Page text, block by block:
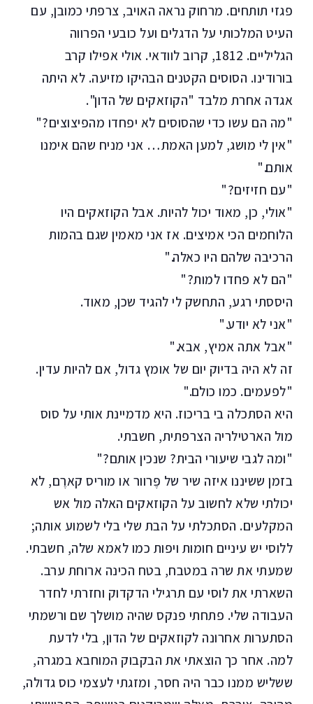
פגזי תותחים. מרחוק נראה האויב, צרפתי כמובן, עם
העיט המלכותי על הדגלים ועל כובעי הפרווה
הגליליים. 1812, קרוב לוודאי. אולי אפילו קרב
בורודינו. הסוסים הקטנים הבהיקו מזיעה. לא היתה
אגדה אחרת מלבד "הקוזאקים של הדון".
"מה הם עשו כדי שהסוסים לא יפחדו מהפיצוצים?"
"אין לי מושג, למען האמת… אני מניח שהם אימנו
אותם."
"עם חזיזים?"
"אולי, כן, מאוד יכול להיות. אבל הקוזאקים היו
הלוחמים הכי אמיצים. אז אני מאמין שגם בהמות
הרכיבה שלהם היו כאלה."
"הם לא פחדו למות?"
היססתי רגע, התחשק לי להגיד שכן, מאוד.
"אני לא יודע."
"אבל אתה אמיץ, אבא."
זה לא היה בדיוק יום של אומץ גדול, אם להיות עדין.
"לפעמים. כמו כולם."
היא הסתכלה בי בריכוז. היא מדמיינת אותי על סוס
מול הארטילריה הצרפתית, חשבתי.
"ומה לגבי שיעורי הבית? שנכין אותם?"
בזמן ששיננו איזה שיר של פֶּרוור או מוריס קארֶם, לא
יכולתי שלא לחשוב על הקוזאקים האלה מול אש
המקלעים. הסתכלתי על הבת שלי בלי לשמוע אותה;
ללוסי יש עיניים חומות ויפות כמו לאמא שלה, חשבתי.
שמעתי את שרה במטבח, בטח הכינה ארוחת ערב.
השארתי את לוסי עם תרגילי הדקדוק וחזרתי לחדר
העבודה שלי. פתחתי פנקס שהיה מושלך שם ורשמתי
הסתערות אחרונה לקוזאקים של הדון, בלי לדעת
למה. אחר כך הוצאתי את הבקבוק המוחבא במגרה,
ששליש ממנו כבר היה חסר, ומזגתי לעצמי כוס גדולה,